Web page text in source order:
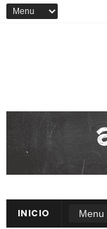
INICIO